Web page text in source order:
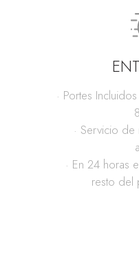
· Portes
· Servicio
· En 24 horas
resto del